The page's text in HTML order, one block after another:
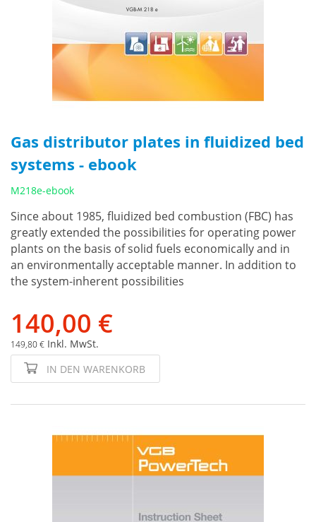
Gas distributor plates in fluidized bed
systems - ebook
M218e-ebook
Since about 1985, fluidized bed combustion (FBC) has
greatly extended the possibilities for operating power
plants on the basis of solid fuels economically and in
an environmentally acceptable manner. In addition to
the system-inherent possibilities
140,00 €
149,80 € Inkl. MwSt.
IN DEN WARENKORB